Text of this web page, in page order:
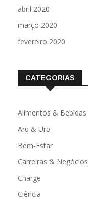
abril 2020
março 2020
fevereiro 2020
CATEGORIAS
Alimentos & Bebidas
Arq & Urb
Bem-Estar
Carreiras & Negócios
Charge
Ciência